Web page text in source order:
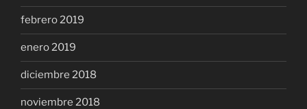
febrero 2019
enero 2019
diciembre 2018
noviembre 2018